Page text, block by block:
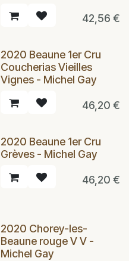
42,56 €
2020 Beaune 1er Cru
Coucherias Vieilles
Vignes - Michel Gay
46,20 €
2020 Beaune 1er Cru
Grèves - Michel Gay
46,20 €
2020 Chorey-les-
Beaune rouge V V -
Michel Gay